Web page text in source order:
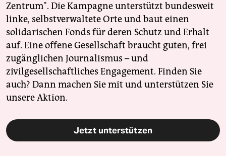
Zentrum". Die Kampagne unterstützt bundesweit
linke, selbstverwaltete Orte und baut einen
solidarischen Fonds für deren Schutz und Erhalt
auf. Eine offene Gesellschaft braucht guten, frei
zugänglichen Journalismus – und
zivilgesellschaftliches Engagement. Finden Sie
auch? Dann machen Sie mit und unterstützen Sie
unsere Aktion.
Jetzt unterstützen